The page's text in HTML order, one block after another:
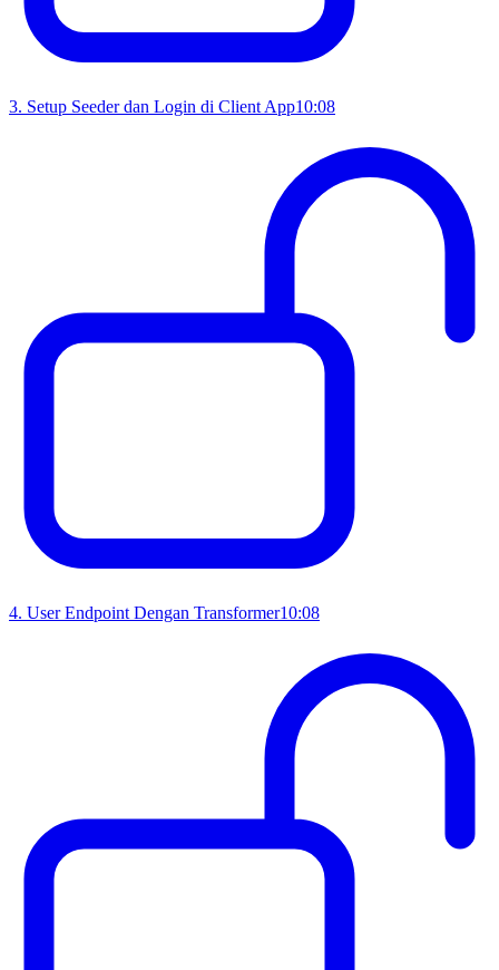
3. Setup Seeder dan Login di Client App10:08
4. User Endpoint Dengan Transformer10:08